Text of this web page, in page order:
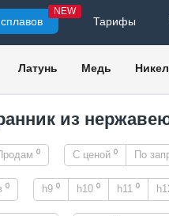
NEW
Тарифы
Латунь Медь
из
0 С ценой 0 По
0 h9 0 h10 0 h11 0